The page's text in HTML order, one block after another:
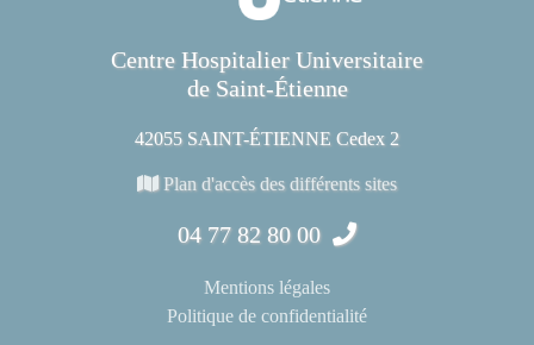
Centre Hospitalier Universitaire
de Saint-Étienne
42055 SAINT-ÉTIENNE Cedex 2
Plan d'accès des différents sites
04 77 82 80 00
Mentions légales
Politique de confidentialité